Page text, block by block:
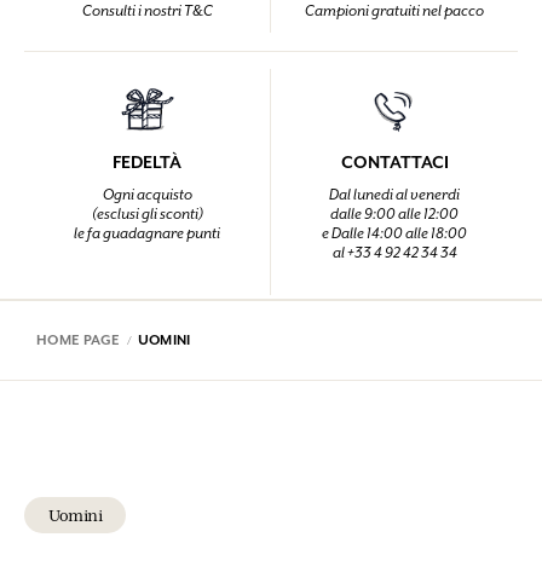
Consulti i nostri T&C Campioni gratuiti nel pacco
FEDELTÀ
Ogni acquisto
(esclusi gli sconti)
le fa guadagnare punti
CONTATTACI
Dal lunedi al venerdi
dalle 9:00 alle 12:00
e Dalle 14:00 alle 18:00
al +33 4 92 42 34 34
HOME PAGE UOMINI
Uomini